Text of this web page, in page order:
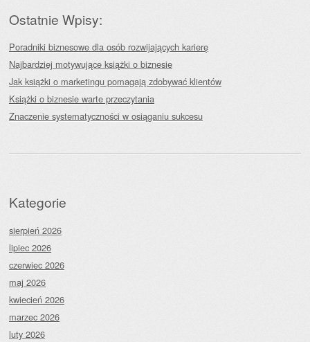
Ostatnie Wpisy:
Poradniki biznesowe dla osób rozwijających karierę
Najbardziej motywujące książki o biznesie
Jak książki o marketingu pomagają zdobywać klientów
Książki o biznesie warte przeczytania
Znaczenie systematyczności w osiąganiu sukcesu
Kategorie
sierpień 2026
lipiec 2026
czerwiec 2026
maj 2026
kwiecień 2026
marzec 2026
luty 2026